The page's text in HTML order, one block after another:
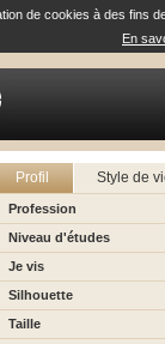
de cookies à des
En
Profil Style de
Profession
Niveau d'études
Je vis
Silhouette
Taille